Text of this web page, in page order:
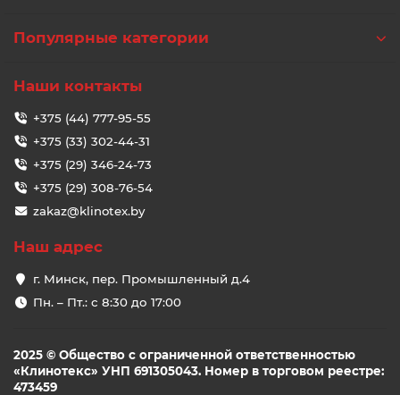
Популярные категории
Наши контакты
+375 (44) 777-95-55
+375 (33) 302-44-31
+375 (29) 346-24-73
+375 (29) 308-76-54
zakaz@klinotex.by
Наш адрес
г. Минск, пер. Промышленный д.4
Пн. – Пт.: с 8:30 до 17:00
2025 © Общество с ограниченной ответственностью
«Клинотекс» УНП 691305043. Номер в торговом реестре:
473459